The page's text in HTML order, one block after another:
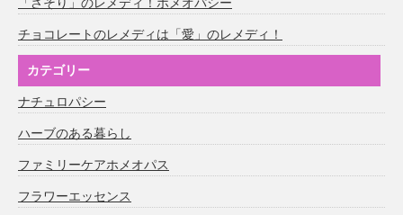
チョコレートのレメディは「愛」のレメディ！
カテゴリー
ナチュロパシー
ハーブのある暮らし
ファミリーケアホメオパス
フラワーエッセンス